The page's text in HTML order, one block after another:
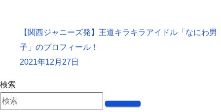
【関西ジャニーズ発】王道キラキラアイドル「なにわ男
子」のプロフィール！
2021年12月27日
検索